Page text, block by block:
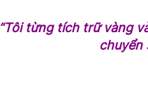
“Tôi từng tích trữ vàng
chuyển